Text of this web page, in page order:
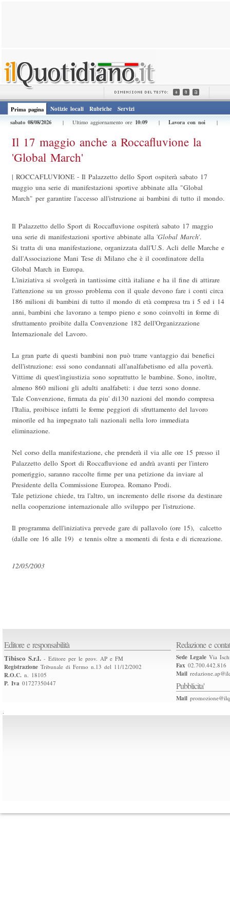
Prima pagina Notizie locali Rubriche
Servizi
sabato 08/08/2026
| Ultimo aggiornamento ore 10:09 | Lavora con noi |
Il 17 maggio anche a Roccafluvione la
'Global March'
| ROCCAFLUVIONE - Il Palazzetto dello Sport ospiterà sabato 17
maggio una serie di manifestazioni sportive abbinate alla "Global
March" per garantire l'accesso all'istruzione ai bambini di tutto il mondo.
Il Palazzetto dello Sport di Roccafluvione ospiterà sabato 17 maggio
una serie di manifestazioni sportive abbinate alla 'Global March'.
Si tratta di una manifestazione, organizzata dall'U.S. Acli delle Marche e
dall'Associazione Mani Tese di Milano che è il coordinatore della
Global March in Europa.
L'iniziativa si svolgerà in tantissime città italiane e ha il fine di attirare
l'attenzione su un grosso problema con il quale devono fare i conti circa
186 milioni di bambini di tutto il mondo di età compresa tra i 5 ed i 14
anni, bambini che lavorano a tempo pieno e sono coinvolti in forme di
sfruttamento proibite dalla Convenzione 182 dell'Organizzazione
Internazionale del Lavoro.
La gran parte di questi bambini non può trarre vantaggio dai benefici
dell'istruzione: essi sono condannati all'analfabetismo ed alla povertà.
Vittime di quest'ingiustizia sono soprattutto le bambine. Sono, inoltre,
almeno 860 milioni gli adulti analfabeti: i due terzi sono donne.
Tale Convenzione, firmata da piu' di130 nazioni del mondo compresa
l'Italia, proibisce infatti le forme peggiori di sfruttamento del lavoro
minorile ed ha impegnato tali nazionali nella loro immediata
eliminazione.
Nel corso della manifestazione, che prenderà il via alle ore 15 presso il
Palazzetto dello Sport di Roccafluvione ed andrà avanti per l'intero
pomeriggio, saranno raccolte firme per una petizione da inviare al
Presidente della Commissione Europea. Romano Prodi.
Tale petizione chiede, tra l'altro, un incremento delle risorse da destinare
nella cooperazione internazionale allo sviluppo per l'istruzione.
Il programma dell'iniziativa prevede gare di pallavolo (ore 15), calcetto
(dalle ore 16 alle 19) e tennis oltre a momenti di festa e di ricreazione.
12/05/2003
Editore e responsabilità
Tibisco S.r.l. - Editore per le prov. AP e FM
Registrazione Tribunale di Fermo n.13 del 11/12/2002
R.O.C. n. 18105
P. Iva 01727350447
Redazione e
Sede Legale Via
Fax 02.700.442.816
Mail
Pubblicita'
Mail
.